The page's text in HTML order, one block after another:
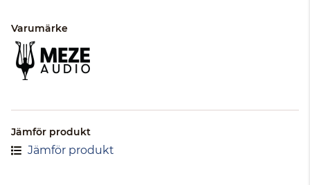
Varumärke
Jämför produkt
Jämför produkt